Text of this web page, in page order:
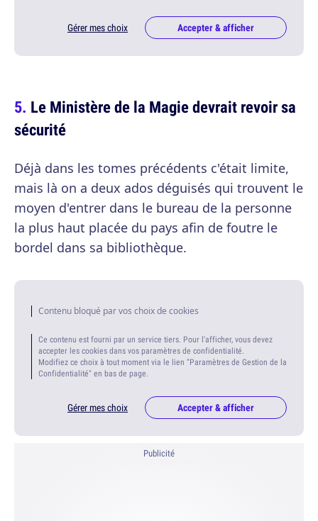
Gérer mes choix Accepter & afficher
Le Ministère de la Magie devrait revoir sa
sécurité
Déjà dans les tomes précédents c'était limite,
mais là on a deux ados déguisés qui trouvent le
moyen d'entrer dans le bureau de la personne
la plus haut placée du pays afin de foutre le
bordel dans sa bibliothèque.
Contenu bloqué par vos choix de cookies
Ce contenu est fourni par un service tiers. Pour l'afficher, vous devez
accepter les cookies dans vos paramètres de confidentialité.
Modifiez ce choix à tout moment via le lien "Paramètres de Gestion de la
Confidentialité" en bas de page.
Gérer mes choix Accepter & afficher
Publicité